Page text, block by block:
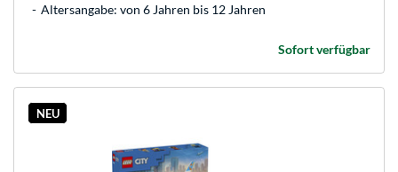
Altersangabe: von 6 Jahren bis 12 Jahren
Sofort verfügbar
NEU